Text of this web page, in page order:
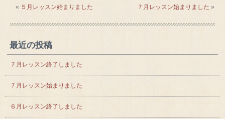
« ５月レッスン始まりました ７月レッスン始まりました »
最近の投稿
７月レッスン終了しました
７月レッスン始まりました
６月レッスン終了しました